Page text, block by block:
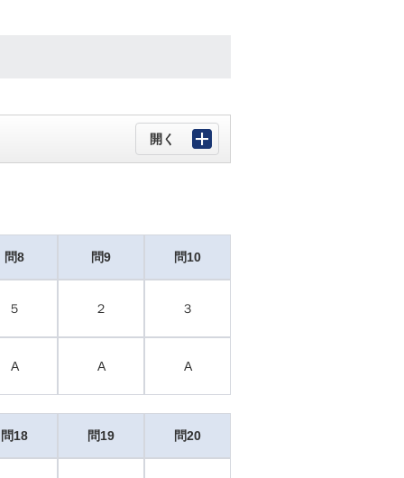
問8
５
A
問9
２
A
問10
３
A
問18 問19 問20